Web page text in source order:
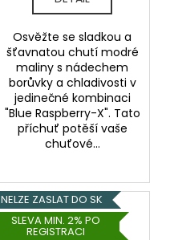
Osvěžte se sladkou a
šťavnatou chutí modré
maliny s nádechem
borůvky a chladivosti v
jedinečné kombinaci
"Blue Raspberry-X". Tato
příchuť potěší vaše
chuťové...
NELZE ZASLAT DO SK
SLEVA MIN. 2% PO
REGISTRACI